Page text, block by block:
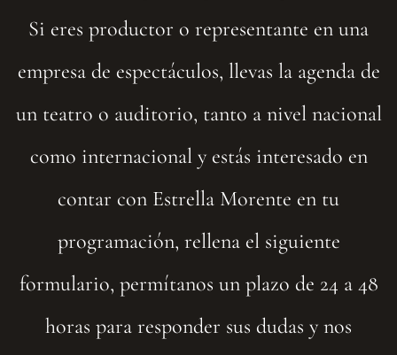
Si eres productor o representante en una
empresa de espectáculos, llevas la agenda de
un teatro o auditorio, tanto a nivel nacional
como internacional y estás interesado en
contar con Estrella Morente en tu
programación, rellena el siguiente
formulario, permítanos un plazo de 24 a 48
horas para responder sus dudas y nos